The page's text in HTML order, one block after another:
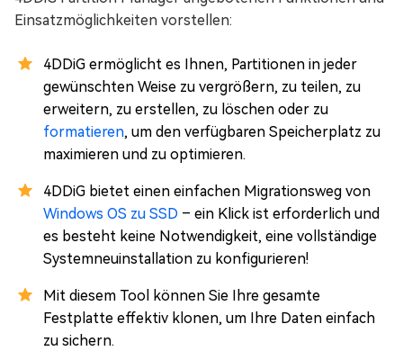
Einsatzmöglichkeiten vorstellen:
4DDiG ermöglicht es Ihnen, Partitionen in jeder
gewünschten Weise zu vergrößern, zu teilen, zu
erweitern, zu erstellen, zu löschen oder zu
formatieren, um den verfügbaren Speicherplatz zu
maximieren und zu optimieren.
4DDiG bietet einen einfachen Migrationsweg von
Windows OS zu SSD – ein Klick ist erforderlich und
es besteht keine Notwendigkeit, eine vollständige
Systemneuinstallation zu konfigurieren!
Mit diesem Tool können Sie Ihre gesamte
Festplatte effektiv klonen, um Ihre Daten einfach
zu sichern.